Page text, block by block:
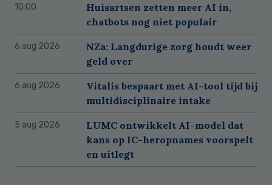
10:00
Huisartsen zetten meer AI in,
chatbots nog niet populair
6 aug 2026
NZa: Langdurige zorg houdt weer
geld over
6 aug 2026
Vitalis bespaart met AI-tool tijd bij
multidisciplinaire intake
5 aug 2026
LUMC ontwikkelt AI-model dat
kans op IC-heropnames voorspelt
en uitlegt